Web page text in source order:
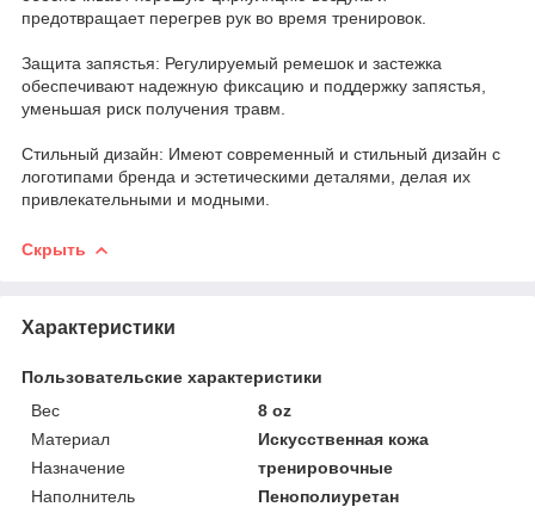
предотвращает перегрев рук во время тренировок.
Защита запястья: Регулируемый ремешок и застежка
обеспечивают надежную фиксацию и поддержку запястья,
уменьшая риск получения травм.
Стильный дизайн: Имеют современный и стильный дизайн с
логотипами бренда и эстетическими деталями, делая их
привлекательными и модными.
Скрыть
Характеристики
Пользовательские характеристики
Вес
8 oz
Материал
Искусственная кожа
Назначение
тренировочные
Наполнитель
Пенополиуретан